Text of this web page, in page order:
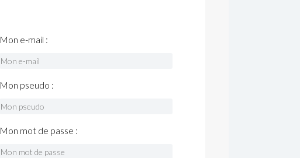
Mon e-mail :
Mon pseudo :
Mon mot de passe :